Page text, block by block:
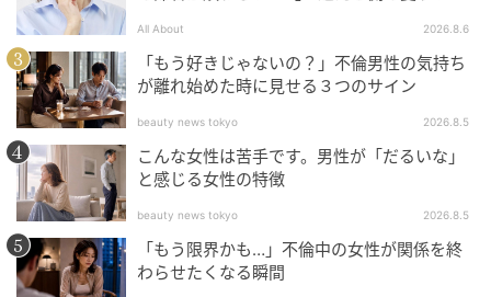
All About 2026.8.6
「もう好きじゃないの？」不倫男性の気持ち
が離れ始めた時に見せる３つのサイン
beauty news tokyo 2026.8.5
こんな女性は苦手です。男性が「だるいな」
と感じる女性の特徴
beauty news tokyo 2026.8.5
「もう限界かも…」不倫中の女性が関係を終
わらせたくなる瞬間